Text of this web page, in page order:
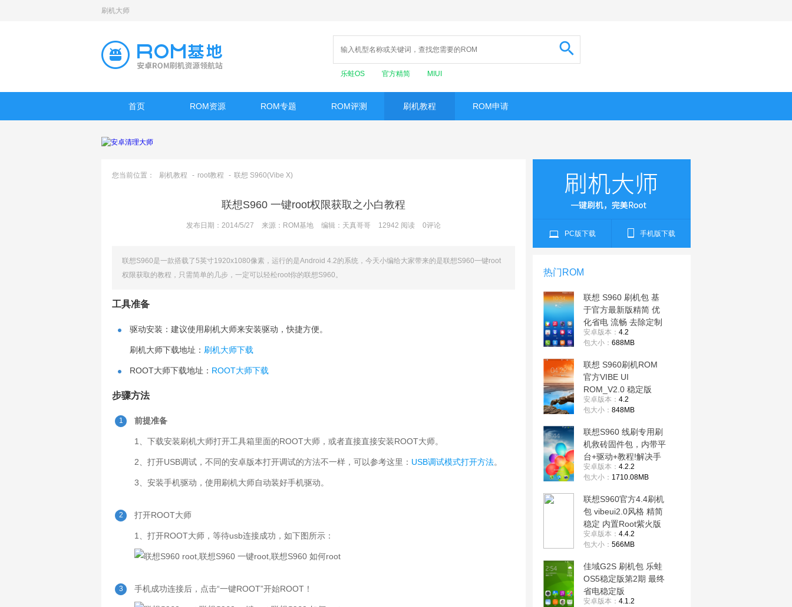
刷机大师
乐蛙OS 官方精简 MIUI
首页 ROM资源 ROM专题 ROM评测 刷机教程 ROM申请
您当前位置： 刷机教程 - root教程 - 联想 S960(Vibe X)
联想S960 一键root权限获取之小白教程
发布日期：2014/5/27 来源：ROM基地 编辑：天真哥哥 12942 阅读 0评论
联想S960是一款搭载了5英寸1920x1080像素，运行的是Android 4.2的系统，今天小编给大家带来的是联想S960一键root
权限获取的教程，只需简单的几步，一定可以轻松root你的联想S960。
工具准备
驱动安装：建议使用刷机大师来安装驱动，快捷方便。
刷机大师下载地址： 刷机大师下载
ROOT大师下载地址： ROOT大师下载
步骤方法
1 前提准备
1、下载安装刷机大师打开工具箱里面的ROOT大师，或者直接直接安装ROOT大师。
2、 打开USB调试，不同的安卓版本打开调试的方法不一样，可以参考这里： USB调试模式打开方法。
3、安装手机驱动，使用刷机大师自动装好手机驱动。
2 打开ROOT大师
1、打开ROOT大师，等待usb连接成功，如下图所示：
3 手机成功连接后，点击“一键ROOT”开始ROOT！
PC版下载 手机版下载
热门ROM
联想 S960 刷机包 基
于官方最新版精简 优
化省电 流畅 去除定制
软件
安卓版本： 4.2
包大小： 688MB
联想 S960刷机ROM
官方VIBE UI
ROM_V2.0 稳定版
安卓版本： 4.2
包大小： 848MB
联想S960 线刷专用刷
机救砖固件包，内带平
台+驱动+教程!解决手
机黑屏/黑砖/定屏等已
测
安卓版本： 4.2.2
包大小： 1710.08MB
联想S960官方4.4刷机
包 vibeui2.0风格 精简
稳定 内置Root紫火版
安卓版本： 4.4.2
包大小： 566MB
佳域G2S 刷机包 乐蛙
OS5稳定版第2期 最终
省电稳定版
安卓版本： 4.1.2